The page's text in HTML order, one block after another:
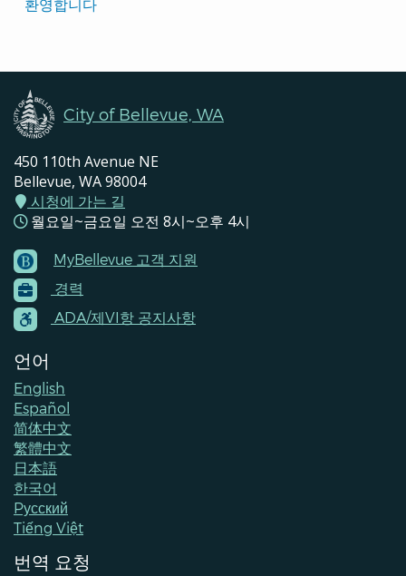
환영합니다
City of Bellevue, WA
450 110th Avenue NE
Bellevue, WA 98004
시청에 가는 길
월요일~금요일 오전 8시~오후 4시
Footer
Menu
Contacts
MyBellevue 고객 지원
경력
ADA/제VI항 공지사항
언어
English
Español
简体中文
繁體中文
日本語
한국어
Pусский
Tiếng Việt
번역 요청